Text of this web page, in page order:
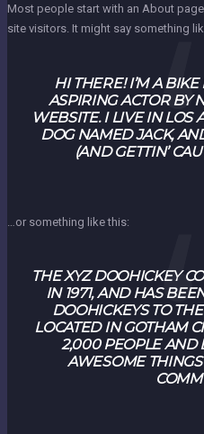
Most people start with an About
site visitors. It might say something
HI THERE! I’M A
ASPIRING ACTOR BY
WEBSITE. I LIVE IN LOS
DOG NAMED JACK,
(AND GETTIN’
…or something like this:
THE XYZ DOOHICKEY
IN 1971, AND HAS
DOOHICKEYS TO
LOCATED IN GOTHAM
2,000 PEOPLE AND
AWESOME